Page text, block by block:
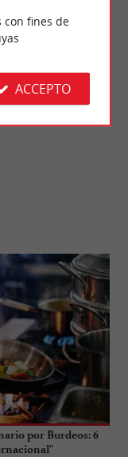
Burdeos. Un cadete
por Burdeos: 6
con fines de
ACCEPTO